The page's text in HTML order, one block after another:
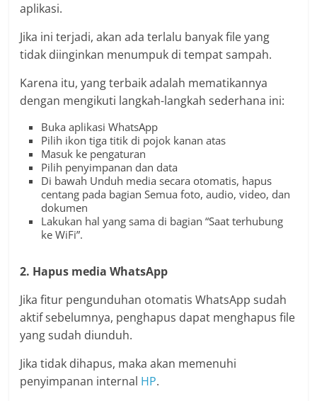
aplikasi.
Jika ini terjadi, akan ada terlalu banyak file yang
tidak diinginkan menumpuk di tempat sampah.
Karena itu, yang terbaik adalah mematikannya
dengan mengikuti langkah-langkah sederhana ini:
Buka aplikasi WhatsApp
Pilih ikon tiga titik di pojok kanan atas
Masuk ke pengaturan
Pilih penyimpanan dan data
Di bawah Unduh media secara otomatis, hapus
centang pada bagian Semua foto, audio, video, dan
dokumen
Lakukan hal yang sama di bagian “Saat terhubung
ke WiFi”.
2. Hapus media WhatsApp
Jika fitur pengunduhan otomatis WhatsApp sudah
aktif sebelumnya, penghapus dapat menghapus file
yang sudah diunduh.
Jika tidak dihapus, maka akan memenuhi
penyimpanan internal HP.